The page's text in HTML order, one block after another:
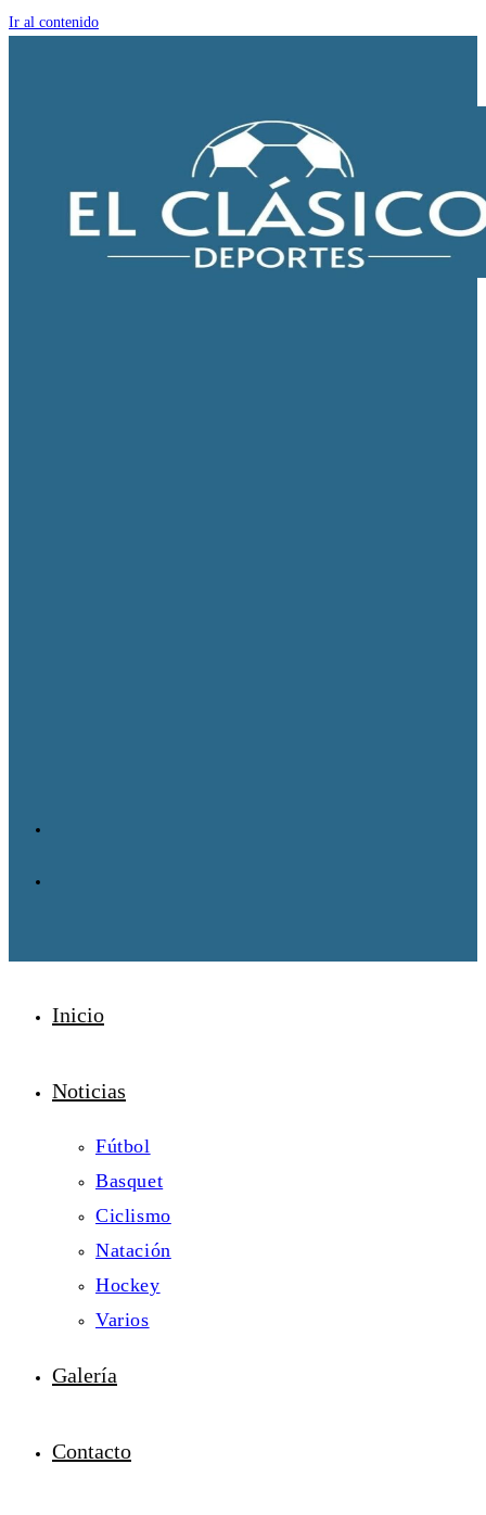
Ir al contenido
Inicio
Noticias
Fútbol
Basquet
Ciclismo
Natación
Hockey
Varios
Galería
Contacto